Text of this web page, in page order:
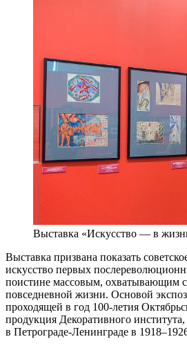
Выставка «Искусство — в
Выставка призвана показать
искусство первых
поистине массовым, охватывающим
повседневной жизни. Основой
проходящей в год 100-летия
продукция Декоративного
в Петрограде-Ленинграде в